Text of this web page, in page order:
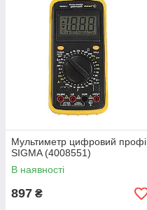
Мультиметр цифровий профі
SIGMA (4008551)
В наявності
897 ₴